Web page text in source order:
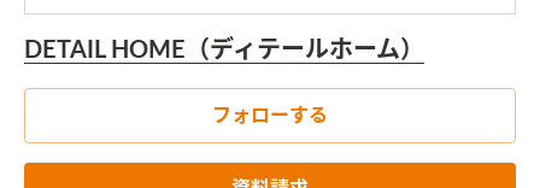
DETAIL HOME（ディテールホーム）
フォローする